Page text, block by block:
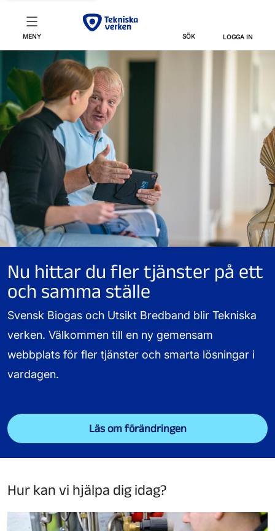
MENY SÖK LOGGA IN
Nu hittar du fler tjänster på ett
och samma ställe
Svensk Biogas och Utsikt Bredband blir Tekniska
verken. Välkommen till en ny gemensam
webbplats för fler tjänster och smarta lösningar i
vardagen.
Läs om förändringen
Hur kan vi hjälpa dig idag?